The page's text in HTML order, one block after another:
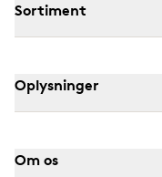
Sortiment
Oplysninger
Om os